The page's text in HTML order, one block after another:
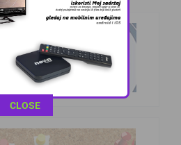
will close in:
CLOSE